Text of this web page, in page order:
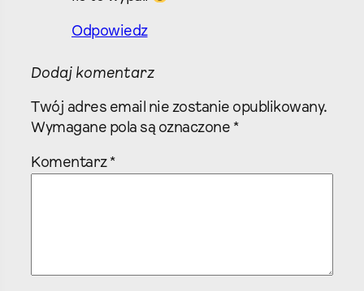
Odpowiedz
Dodaj komentarz
Twój adres email nie zostanie opublikowany.
Wymagane pola są oznaczone *
Komentarz *